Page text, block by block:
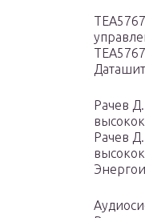
Рачев
Рачев